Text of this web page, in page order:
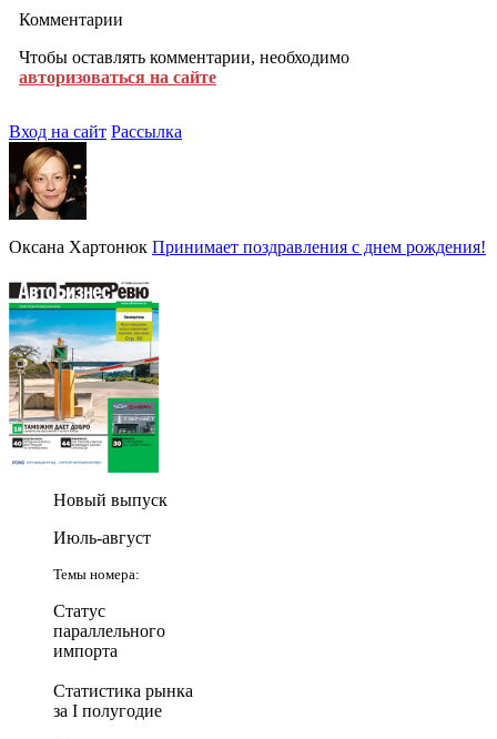
Комментарии
Чтобы оставлять комментарии, необходимо
авторизоваться на сайте
Вход на сайт Рассылка
Оксана Хартонюк Принимает поздравления с днем рождения!
Новый выпуск
Июль-август
Темы номера:
Статус
параллельного
импорта
Статистика рынка
за I полугодие